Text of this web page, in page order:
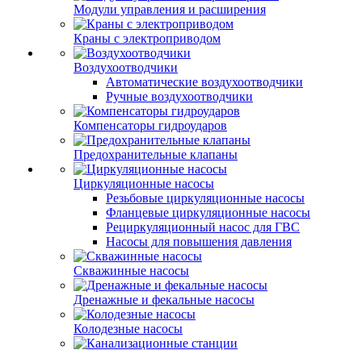
Модули управления и расширения
Краны с электроприводом
Воздухоотводчики
Автоматические воздухоотводчики
Ручные воздухоотводчики
Компенсаторы гидроударов
Предохранительные клапаны
Циркуляционные насосы
Резьбовые циркуляционные насосы
Фланцевые циркуляционные насосы
Рециркуляционный насос для ГВС
Насосы для повышения давления
Скважинные насосы
Дренажные и фекальные насосы
Колодезные насосы